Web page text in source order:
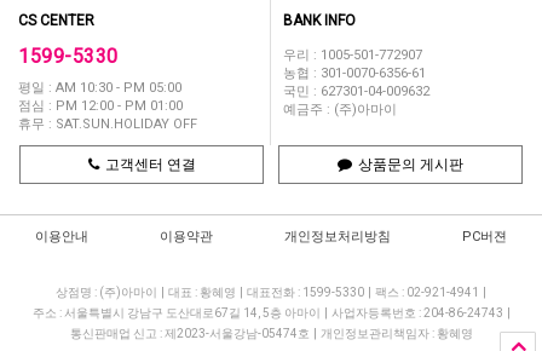
CS CENTER
1599-5330
평일 : AM 10:30 - PM 05:00
점심 : PM 12:00 - PM 01:00
휴무 : SAT.SUN.HOLIDAY OFF
BANK INFO
우리 : 1005-501-772907
농협 : 301-0070-6356-61
국민 : 627301-04-009632
예금주 : (주)아마이
고객센터 연결 상품문의 게시판
이용안내 이용약관 개인정보처리방침 PC버젼
상점명 : (주)아마이 대표 : 황혜영 대표전화 : 1599-5330 팩스 : 02-921-4941
주소 : 서울특별시 강남구 도산대로67길 14, 5층 아마이
사업자등록번호 : 204-86-24743
통신판매업 신고 : 제2023-서울강남-05474호
개인정보관리책임자 : 황혜영